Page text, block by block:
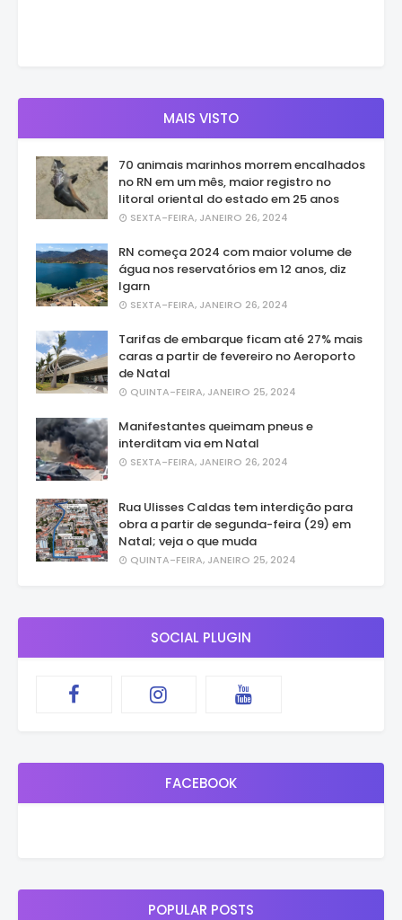
MAIS VISTO
70 animais marinhos morrem encalhados
no RN em um mês, maior registro no
litoral oriental do estado em 25 anos
SEXTA-FEIRA, JANEIRO 26, 2024
RN começa 2024 com maior volume de
água nos reservatórios em 12 anos, diz
Igarn
SEXTA-FEIRA, JANEIRO 26, 2024
Tarifas de embarque ficam até 27% mais
caras a partir de fevereiro no Aeroporto
de Natal
QUINTA-FEIRA, JANEIRO 25, 2024
Manifestantes queimam pneus e
interditam via em Natal
SEXTA-FEIRA, JANEIRO 26, 2024
Rua Ulisses Caldas tem interdição para
obra a partir de segunda-feira (29) em
Natal; veja o que muda
QUINTA-FEIRA, JANEIRO 25, 2024
SOCIAL PLUGIN
FACEBOOK
POPULAR POSTS